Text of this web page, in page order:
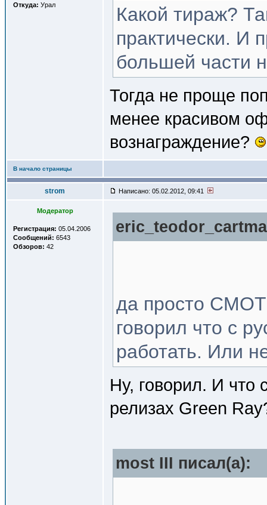
Откуда: Урал
Какой тираж?
практически. И
большей части
Тогда не проще
менее красивом
вознаграждение?
В начало страницы
strom Написано: 05.02.2012, 09:41
Модератор
Регистрация: 05.04.2006
Сообщений: 6543
Обзоров: 42
да просто
говорил что с
работать. Или
Ну, говорил. И что
релизах Green
most III писал(a):